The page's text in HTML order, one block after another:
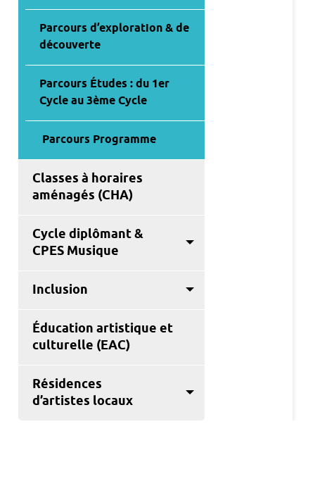
Parcours d’exploration & de
découverte
Parcours Études : du 1er
Cycle au 3ème Cycle
Parcours Programme
Classes à horaires
aménagés (CHA)
Cycle diplômant &
CPES Musique
Inclusion
Éducation artistique et
culturelle (EAC)
Résidences
d’artistes locaux